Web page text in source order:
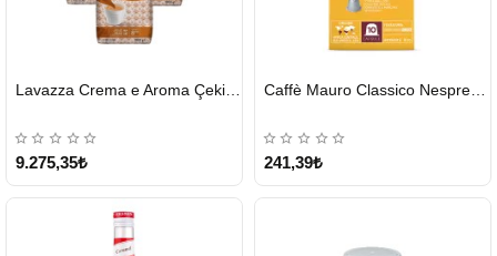
GÖNDERİ
9.275,35₺
GÖNDERİ
Caffè Mauro Classico Nespresso Kapsül
241,39₺